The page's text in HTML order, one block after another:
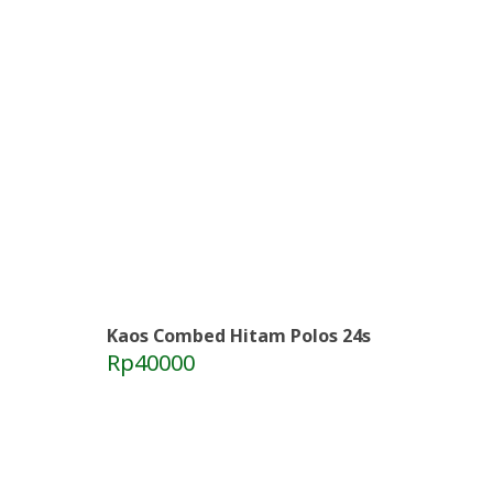
Kaos Combed Hitam Polos 24s
Rp40000